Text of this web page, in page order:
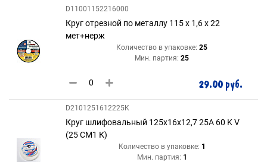
D11001152216000
Круг отрезной по металлу 115 х 1,6 х 22
мет+нерж
Количество в упаковке: 25
Мин. партия: 25
29.00 руб.
D2101251612225K
Круг шлифовальный 125х16х12,7 25A 60 K V
(25 СМ1 К)
Количество в упаковке: 1
Мин. партия: 1